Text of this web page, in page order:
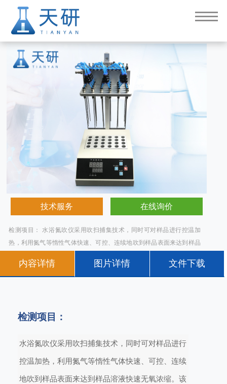
技术服务 在线询价
检测项目： 水浴氮吹仪采用吹扫捕集技术，同时可对样品进行控温加
热，利用氮气等惰性气体快速、可控、连续地吹到样品表面来达到样品
品安全、医药、农药残留检测、临床药代等领域。 产品特点：
内容详情 图片详情 文件下载
检测项目：
水浴氮吹仪采用吹扫捕集技术，同时可对样品进行
控温加热，利用氮气等惰性气体快速、可控、连续
地吹到样品表面来达到样品溶液快速无氧浓缩。该